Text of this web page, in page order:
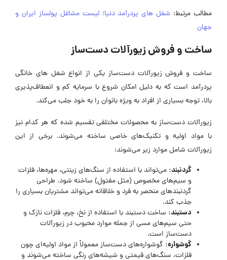
مطالب مرتبط: شغل های پردرآمد دنیا؛ لیست مشاغل پولساز ایران و
جهان
ساخت و فروش زیورآلات دست‌ساز
ساخت و فروش زیورآلات دست‌ساز یکی از انواع شغل های خانگی
پردرآمد است که به دلیل امکان شروع با سرمایه کم و انعطاف‌پذیری
بالا، توجه بسیاری از افراد به ویژه بانوان را به خود جلب می‌کند.
زیورآلات دست‌ساز به محصولات مختلفی تقسیم شده که هر کدام نیز
با مواد اولیه و تکنیک‌های خاصی ساخته می‌شوند. برخی از این
زیورآلات شامل موارد زیر می‌شوند:
گردنبند:می‌تواند با استفاده از سنگ‌های زینتی، مهره‌ها، فلزات
و سیم‌های مخصوص (مثل مفتول) ساخته شود. طراحی
گردنبندهای منحصر به فرد و خلاقانه می‌تواند مشتریان بسیاری را
جذب کند.
دستبند:ساخت دستبند با استفاده از نخ، چرم، فلزات نازک و
حتی سیم‌های مسی از جمله موارد محبوب در زیورآلات
دست‌ساز است.
گوشواره:گوشواره‌های دست‌ساز معمولاً از مواد اولیه‌ای چون
فلزات، سنگ‌های قیمتی و شیشه‌های رنگی ساخته می‌شوند و